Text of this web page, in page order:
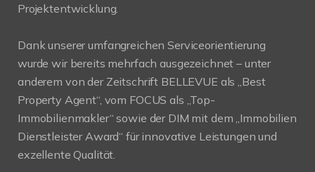
Projektentwicklung.
Dank unserer umfangreichen Serviceorientierung
wurde wir bereits mehrfach ausgezeichnet – unter
anderem von der Zeitschrift BELLEVUE als „Best
Property Agent“, vom FOCUS als „Top-
Immobilienmakler“ sowie der DIM mit dem „Immobilien
Dienstleister Award“ für innovative Leistungen und
exzellente Qualität.